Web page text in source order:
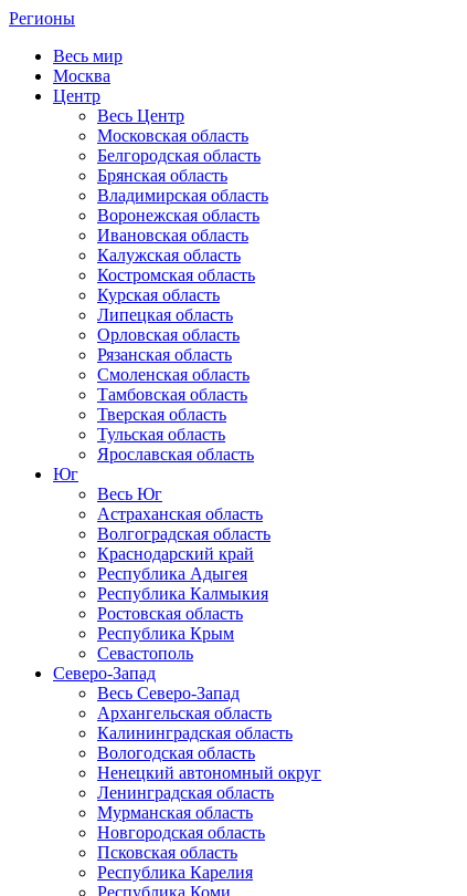
Регионы
Весь мир
Москва
Центр
Весь Центр
Московская область
Белгородская область
Брянская область
Владимирская область
Воронежская область
Ивановская область
Калужская область
Костромская область
Курская область
Липецкая область
Орловская область
Рязанская область
Смоленская область
Тамбовская область
Тверская область
Тульская область
Ярославская область
Юг
Весь Юг
Астраханская область
Волгоградская область
Краснодарский край
Республика Адыгея
Республика Калмыкия
Ростовская область
Республика Крым
Севастополь
Северо-Запад
Весь Северо-Запад
Архангельская область
Калининградская область
Вологодская область
Ненецкий автономный округ
Ленинградская область
Мурманская область
Новгородская область
Псковская область
Республика Карелия
Республика Коми